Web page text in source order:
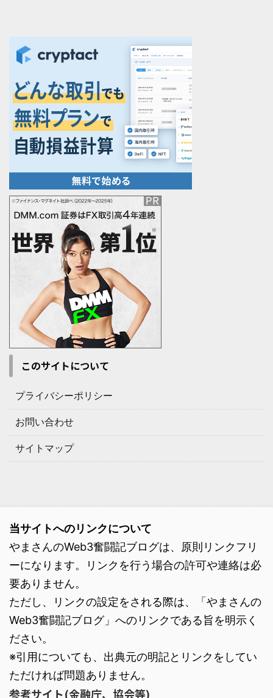
このサイトについて
プライバシーポリシー
お問い合わせ
サイトマップ
当サイトへのリンクについて
やまさんのWeb3奮闘記ブログは、原則リンクフリ
ーになります。リンクを行う場合の許可や連絡は必
要ありません。
ただし、リンクの設定をされる際は、「やまさんの
Web3奮闘記ブログ」へのリンクである旨を明示く
ださい。
※引用についても、出典元の明記とリンクをしてい
ただければ問題ありません。
参考サイト(金融庁、協会等)